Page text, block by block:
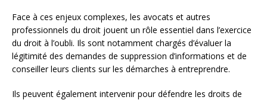
Face à ces enjeux complexes, les avocats et autres
professionnels du droit jouent un rôle essentiel dans l’exercice
du droit à l’oubli. Ils sont notamment chargés d’évaluer la
légitimité des demandes de suppression d’informations et de
conseiller leurs clients sur les démarches à entreprendre.
Ils peuvent également intervenir pour défendre les droits de